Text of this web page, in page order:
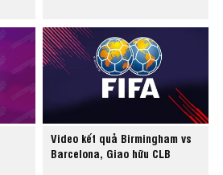
Video kết quả Birmingham vs
Barcelona, Giao hữu CLB